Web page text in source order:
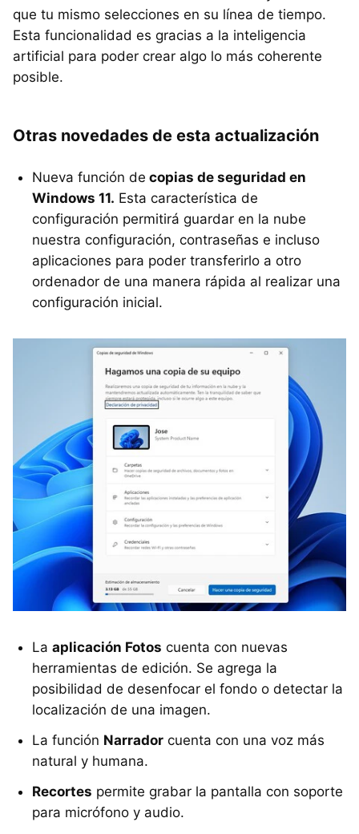
que tu mismo selecciones en su línea de tiempo.
Esta funcionalidad es gracias a la inteligencia
artificial para poder crear algo lo más coherente
posible.
Otras novedades de esta actualización
Nueva función de copias de seguridad en
Windows 11. Esta característica de
configuración permitirá guardar en la nube
nuestra configuración, contraseñas e incluso
aplicaciones para poder transferirlo a otro
ordenador de una manera rápida al realizar una
configuración inicial.
La aplicación Fotos cuenta con nuevas
herramientas de edición. Se agrega la
posibilidad de desenfocar el fondo o detectar la
localización de una imagen.
La función Narrador cuenta con una voz más
natural y humana.
Recortes permite grabar la pantalla con soporte
para micrófono y audio.